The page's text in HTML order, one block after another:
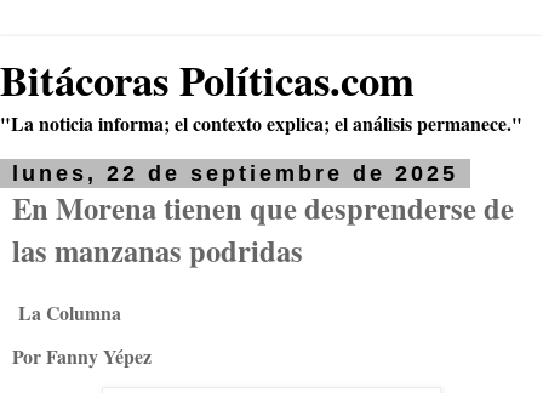
Bitácoras Políticas.com
"La noticia informa; el contexto explica; el análisis permanece."
lunes, 22 de septiembre de 2025
En Morena tienen que desprenderse de
las manzanas podridas
La Columna
Por Fanny Yépez